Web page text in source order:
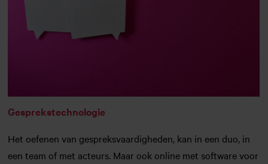
Gesprekstechnologie
Het oefenen van gespreksvaardigheden, kan in een duo, in
een team of met acteurs. Maar ook online met software voor